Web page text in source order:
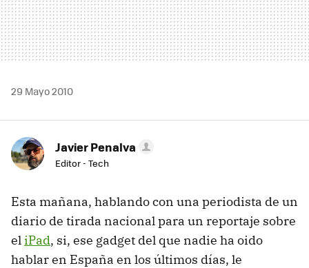
29 Mayo 2010
Javier Penalva
Editor - Tech
Esta mañana, hablando con una periodista de un
diario de tirada nacional para un reportaje sobre
eliPad, si, ese gadget del que nadie ha oido
hablar en España en los últimos días, le